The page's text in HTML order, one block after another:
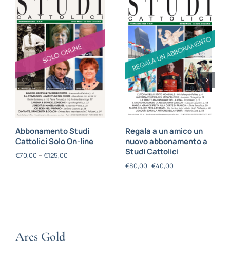
Abbonamento Studi
Cattolici Solo On-line
€70,00 – €125,00
Regala a un amico un
nuovo abbonamento a
Studi Cattolici
€80,00 €40,00
Ares Gold